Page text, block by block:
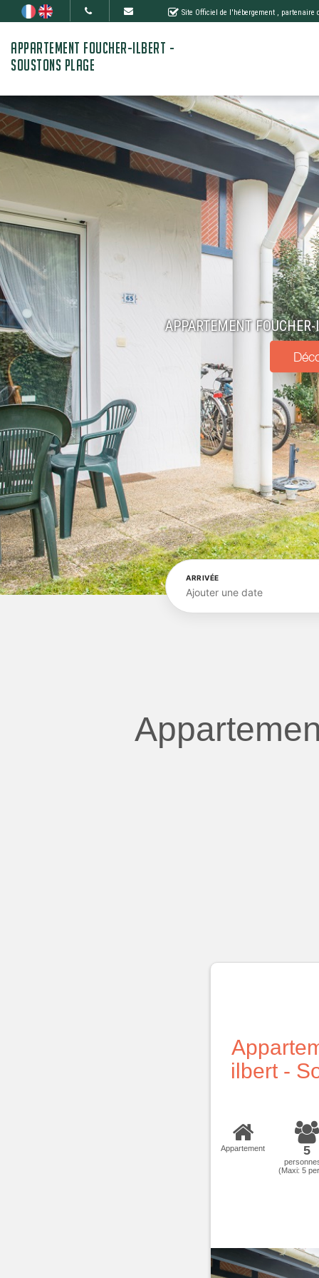
Site Officiel de l'hébergement , partenaire
APPARTEMENT FOUCHER-ILBERT -
SOUSTONS PLAGE
APPARTEMENT
ARRIVÉE
Ajouter une date
ilbert -
Appartement 5
(Maxi: 5